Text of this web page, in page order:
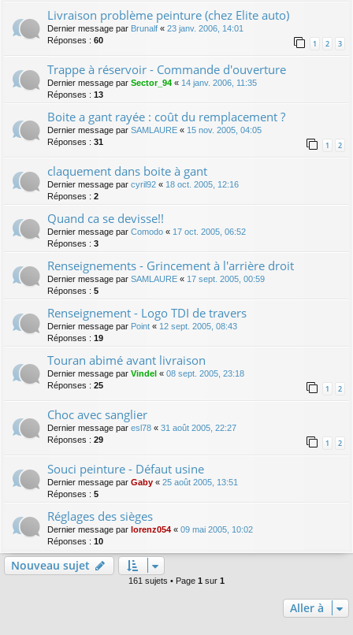
Livraison problème peinture (chez Elite auto)
Dernier message par Brunalf « 23 janv. 2006, 14:01
Réponses : 60 1 2 3
Trappe à réservoir - Commande d'ouverture
Dernier message par Sector_94 « 14 janv. 2006, 11:35
Réponses : 13
Boite a gant rayée : coût du remplacement ?
Dernier message par SAMLAURE « 15 nov. 2005, 04:05
Réponses : 31 1 2
claquement dans boite à gant
Dernier message par cyril92 « 18 oct. 2005, 12:16
Réponses : 2
Quand ca se devisse!!
Dernier message par Comodo « 17 oct. 2005, 06:52
Réponses : 3
Renseignements - Grincement à l'arrière droit
Dernier message par SAMLAURE « 17 sept. 2005, 00:59
Réponses : 5
Renseignement - Logo TDI de travers
Dernier message par Point « 12 sept. 2005, 08:43
Réponses : 19
Touran abimé avant livraison
Dernier message par Vindel « 08 sept. 2005, 23:18
Réponses : 25 1 2
Choc avec sanglier
Dernier message par esl78 « 31 août 2005, 22:27
Réponses : 29 1 2
Souci peinture - Défaut usine
Dernier message par Gaby « 25 août 2005, 13:51
Réponses : 5
Réglages des sièges
Dernier message par lorenz054 « 09 mai 2005, 10:02
Réponses : 10
Nouveau sujet
161 sujets • Page 1 sur 1
Aller à